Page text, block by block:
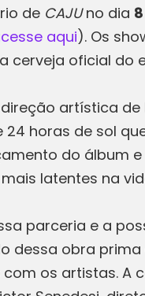
de CAJUno dia
aqui). Os
cerveja oficial do
artística de
horas de sol
do álbum
latentes na
parceria e a
obra prima
os artistas. A